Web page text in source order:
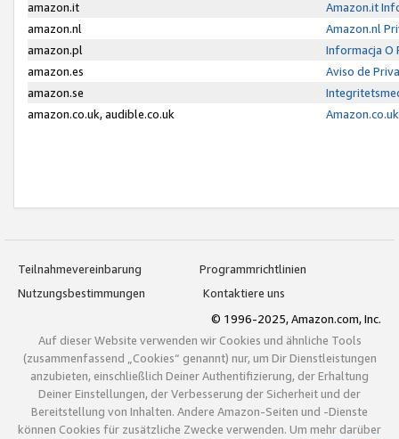
amazon.it
Amazon.it
amazon.nl
Amazon.nl
amazon.pl
Informacja O
amazon.es
Aviso de
amazon.se
amazon.co.uk, audible.co.uk
Teilnahmevereinbarung
Programmrichtlinien
Nutzungsbestimmungen
Kontaktiere uns
© 1996-2025, Amazon.com, Inc.
Auf dieser Website verwenden wir Cookies und ähnliche Tools
(zusammenfassend „Cookies“ genannt) nur, um Dir Dienstleistungen
anzubieten, einschließlich Deiner Authentifizierung, der Erhaltung
Deiner Einstellungen, der Verbesserung der Sicherheit und der
Bereitstellung von Inhalten. Andere Amazon-Seiten und -Dienste
können Cookies für zusätzliche Zwecke verwenden. Um mehr darüber